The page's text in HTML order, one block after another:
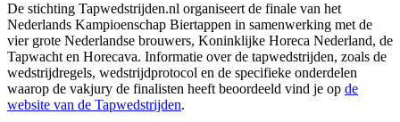
De stichting Tapwedstrijden.nl organiseert de finale van het
Nederlands Kampioenschap Biertappen in samenwerking met de
vier grote Nederlandse brouwers, Koninklijke Horeca Nederland, de
Tapwacht en Horecava. Informatie over de tapwedstrijden, zoals de
wedstrijdregels, wedstrijdprotocol en de specifieke onderdelen
waarop de vakjury de finalisten heeft beoordeeld vind je op de
website van de Tapwedstrijden.